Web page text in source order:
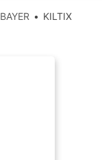
BAYER KILTIX